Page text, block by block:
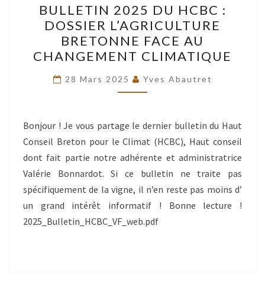
2025
DU
HCBC
:
DOSSIER
L’AGRICULTURE
FACE
AU
CHANGEMENT
CLIMATIQUE
BULLETIN 2025 DU HCBC :
DOSSIER L’AGRICULTURE
BRETONNE FACE AU
CHANGEMENT CLIMATIQUE
28 Mars 2025 Yves Abautret
Bonjour ! Je vous partage le dernier bulletin du Haut
Conseil Breton pour le Climat (HCBC), Haut conseil
dont fait partie notre adhérente et administratrice
Valérie Bonnardot. Si ce bulletin ne traite pas
spécifiquement de la vigne, il n’en reste pas moins d’
un grand intérêt informatif ! Bonne lecture !
2025_Bulletin_HCBC_VF_web.pdf